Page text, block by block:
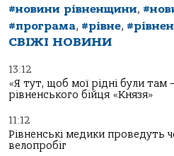
#новини рівненщини,
#програма, #рівне,
СВІЖІ НОВИНИ
13:12
«Я тут, щоб мої рідні були там
рівненського бійця «Князя»
11:12
Рівненські медики проведуть
велопробіг